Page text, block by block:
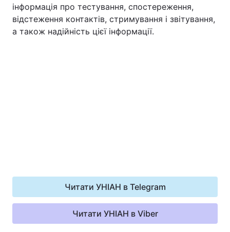
інформація про тестування, спостереження,
відстеження контактів, стримування і звітування,
а також надійність цієї інформації.
Читати УНІАН в Telegram
Читати УНІАН в Viber